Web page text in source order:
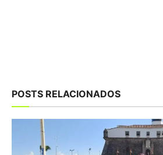
POSTS RELACIONADOS